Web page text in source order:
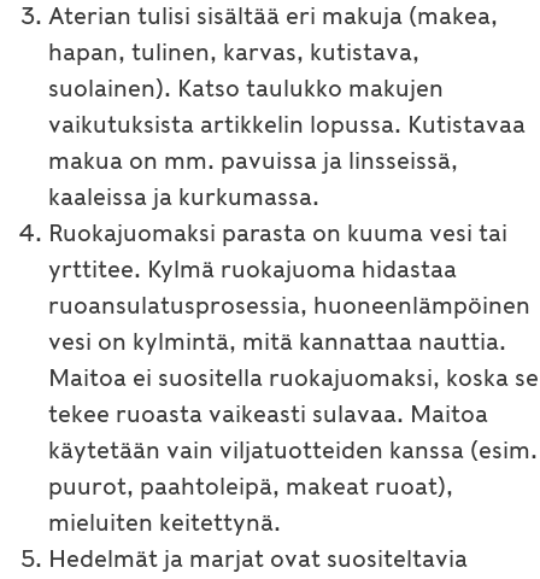
Aterian tulisi sisältää eri makuja (makea,
hapan, tulinen, karvas, kutistava,
suolainen). Katso taulukko makujen
vaikutuksista artikkelin lopussa. Kutistavaa
makua on mm. pavuissa ja linsseissä,
kaaleissa ja kurkumassa.
Ruokajuomaksi parasta on kuuma vesi tai
yrttitee. Kylmä ruokajuoma hidastaa
ruoansulatusprosessia, huoneenlämpöinen
vesi on kylmintä, mitä kannattaa nauttia.
Maitoa ei suositella ruokajuomaksi, koska se
tekee ruoasta vaikeasti sulavaa. Maitoa
käytetään vain viljatuotteiden kanssa (esim.
puurot, paahtoleipä, makeat ruoat),
mieluiten keitettynä.
Hedelmät ja marjat ovat suositeltavia